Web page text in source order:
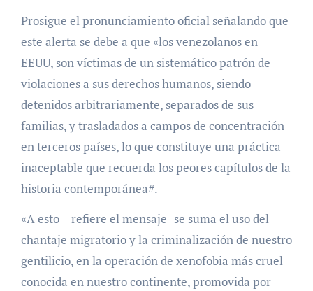
Prosigue el pronunciamiento oficial señalando que
este alerta se debe a que «los venezolanos en
EEUU, son víctimas de un sistemático patrón de
violaciones a sus derechos humanos, siendo
detenidos arbitrariamente, separados de sus
familias, y trasladados a campos de concentración
en terceros países, lo que constituye una práctica
inaceptable que recuerda los peores capítulos de la
historia contemporánea#.
«A esto – refiere el mensaje- se suma el uso del
chantaje migratorio y la criminalización de nuestro
gentilicio, en la operación de xenofobia más cruel
conocida en nuestro continente, promovida por